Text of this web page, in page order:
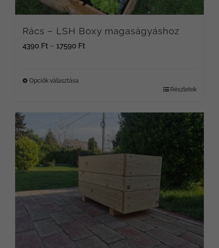
Rács – LSH Boxy magaságyáshoz
4390 Ft – 17590 FtÁrtartomány:
Opciók választása
terméknek
több
variációja
A
változatok
termékoldalon
Részletek